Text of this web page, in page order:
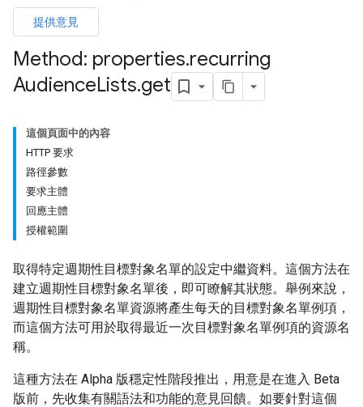
提供意見
Method: properties.recurring
AudienceLists.get
這個頁面中的內容
HTTP 要求
路徑參數
要求主體
回應主體
授權範圍
取得特定週期性目標對象名單的設定中繼資料。這個方法在
建立週期性目標對象名單後，即可瞭解其狀態。舉例來說，
週期性目標對象名單資源將產生每天的目標對象名單例項，
而這個方法可用於取得最近一次目標對象名單例項的資源名
稱。
這種方法在 Alpha 版穩定性階段推出，用意是在進入 Beta
版前，先收集有關語法和功能的意見回饋。如要針對這個